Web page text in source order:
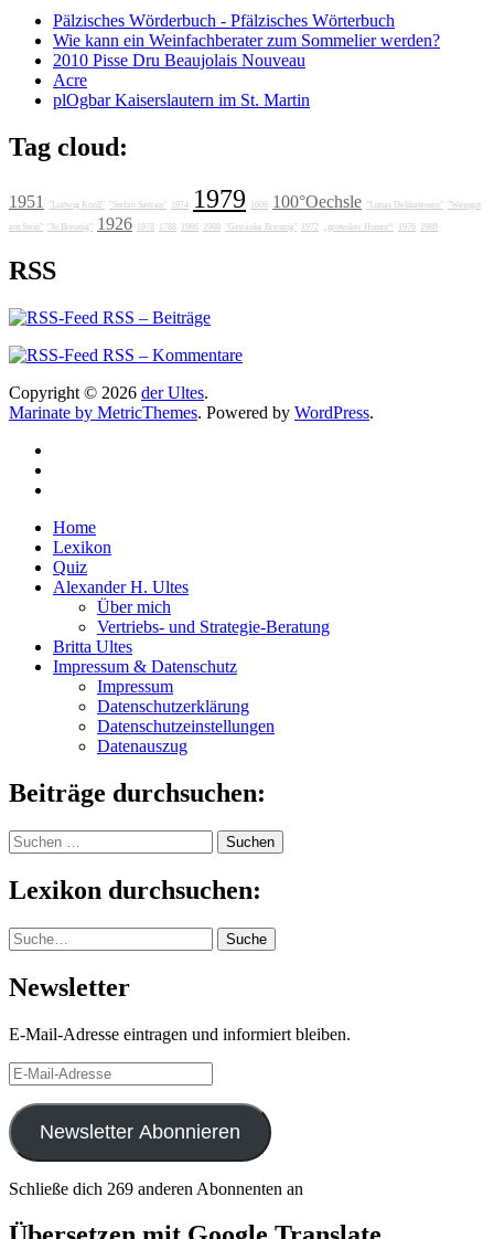
Pälzisches Wörderbuch - Pfälzisches Wörterbuch
Wie kann ein Weinfachberater zum Sommelier werden?
2010 Pisse Dru Beaujolais Nouveau
Acre
plOgbar Kaiserslautern im St. Martin
Tag cloud:
1951 "Ludwig Knoll" "Stefan Sattran" 1974 1979 1606 100°Oechsle "Lunas Delikatessen" "Weingut
am Stein" "Jo Breunig" 1926 1978 1788 1986 1988 "Getränke Breunig" 1972 „grotesker Humor“ 1976 1989
RSS
RSS – Beiträge
RSS – Kommentare
Copyright © 2026 der Ultes.
Marinate by MetricThemes. Powered by WordPress.
Home
Lexikon
Quiz
Alexander H. Ultes
Über mich
Vertriebs- und Strategie-Beratung
Britta Ultes
Impressum & Datenschutz
Impressum
Datenschutzerklärung
Datenschutzeinstellungen
Datenauszug
Beiträge durchsuchen:
Suchen
nach:
Lexikon durchsuchen:
Suche Suche
Newsletter
E-Mail-Adresse eintragen und informiert bleiben.
E-
Mail-
Adresse
Newsletter Abonnieren
Schließe dich 269 anderen Abonnenten an